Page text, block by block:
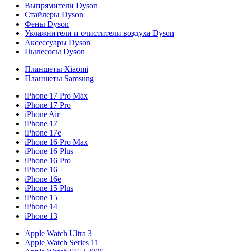
Выпрямители Dyson
Стайлеры Dyson
Фены Dyson
Увлажнители и очистители воздуха Dyson
Аксессуары Dyson
Пылесосы Dyson
Планшеты Xiaomi
Планшеты Samsung
iPhone 17 Pro Max
iPhone 17 Pro
iPhone Air
iPhone 17
iPhone 17e
iPhone 16 Pro Max
iPhone 16 Plus
iPhone 16 Pro
iPhone 16
iPhone 16e
iPhone 15 Plus
iPhone 15
iPhone 14
iPhone 13
Apple Watch Ultra 3
Apple Watch Series 11